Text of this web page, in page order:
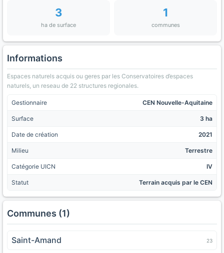
3
ha de surface
1
communes
Informations
Espaces naturels acquis ou geres par les Conservatoires d’espaces
naturels, un reseau de 22 structures regionales.
Gestionnaire CEN Nouvelle-Aquitaine
Surface 3 ha
Date de création 2021
Milieu Terrestre
Catégorie UICN IV
Statut Terrain acquis par le CEN
Communes (1)
Saint-Amand 23